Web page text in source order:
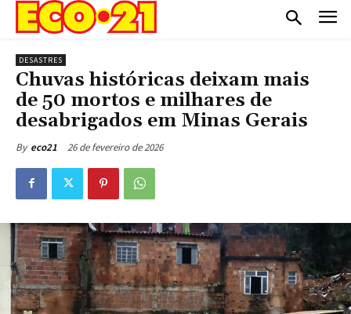
DESASTRES
Chuvas históricas deixam mais
de 50 mortos e milhares de
desabrigados em Minas Gerais
By eco21 26 de fevereiro de 2026